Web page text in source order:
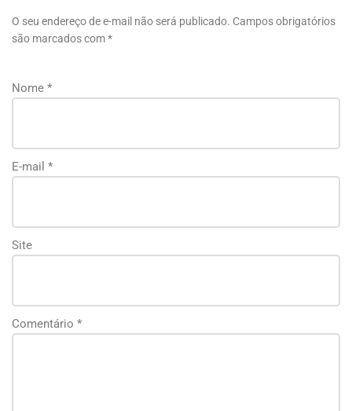
O seu endereço de e-mail não será publicado. Campos obrigatórios
são marcados com*
Nome *
E-mail *
Site
Comentário *